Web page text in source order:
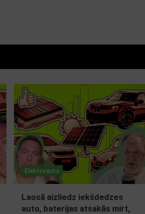
Elektroauto
Laosā aizliedz iekšdedzes
auto, baterijas atsakās mirt,